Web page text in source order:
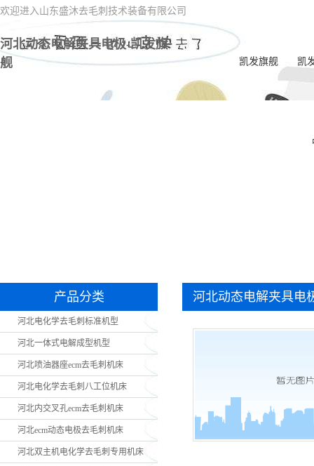
欢迎进入山东盛沐去毛刺技术装备有限公司
河北动态电解夹具电极-凯发旗
舰
凯发旗舰 凯
河
学
河
河
产品分类
河北电化学去毛刺标准机型
河北一体式电解成型机型
河北喷油器座ecm去毛刺机床
河北电化学去毛刺八工位机床
河北内交叉孔ecm去毛刺机床
河北ecm动态电极去毛刺机床
河北双主机电化学去毛刺专用机床
河北动态电解夹具电